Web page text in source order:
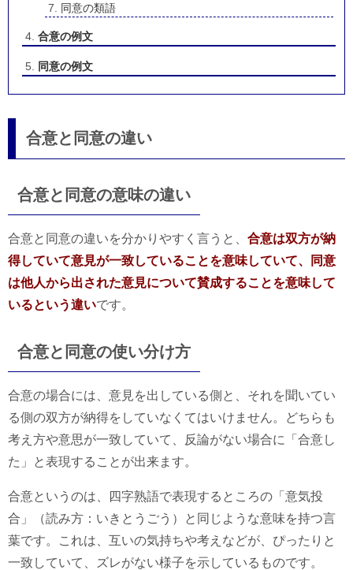
同意の類語
合意の例文
同意の例文
合意と同意の違い
合意と同意の意味の違い
合意と同意の違いを分かりやすく言うと、 合意は双方が納
得していて意見が一致していることを意味していて、同意
は他人から出された意見について賛成することを意味して
いるという違いです。
合意と同意の使い分け方
合意の場合には、意見を出している側と、それを聞いてい
る側の双方が納得をしていなくてはいけません。どちらも
考え方や意思が一致していて、反論がない場合に「合意し
た」と表現することが出来ます。
合意というのは、四字熟語で表現するところの「意気投
合」（読み方：いきとうごう）と同じような意味を持つ言
葉です。これは、互いの気持ちや考えなどが、ぴったりと
一致していて、ズレがない様子を示しているものです。